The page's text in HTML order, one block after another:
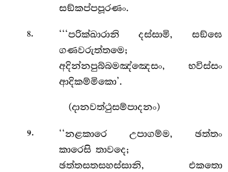
සඞ්කප්පපූරණං.
8.
‘‘‘පරික්ඛාරානි දස්සාමි, සඞ්ඝෙ
ගණවරුත්තමෙ;
අදින්නපුබ්බමඤ්ඤෙසං, භවිස්සං
ආදිකම්මිකො’.
(දානවත්ථුසම්පාදනං)
9. ‘‘නළකාරෙ උපාගම්ම, ඡත්තං
කාරෙසි තාවදෙ;
ඡත්තසතසහස්සානි, එකතො